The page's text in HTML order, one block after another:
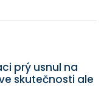
prý usnul na
skutečnosti ale